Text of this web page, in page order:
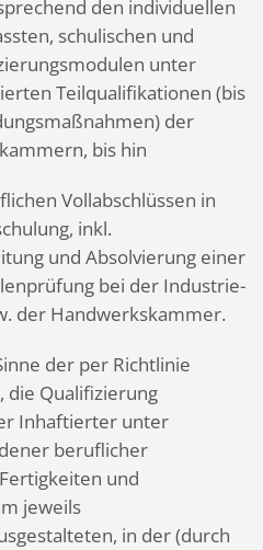
den individuellen
schulischen und
unter
Teilqualifikationen (bis
der
bis hin
Vollabschlüssen in
inkl.
und Absolvierung einer
bei der Industrie-
der Handwerkskammer.
der per Richtlinie
Qualifizierung
Inhaftierter unter
beruflicher
und
jeweils
in der (durch